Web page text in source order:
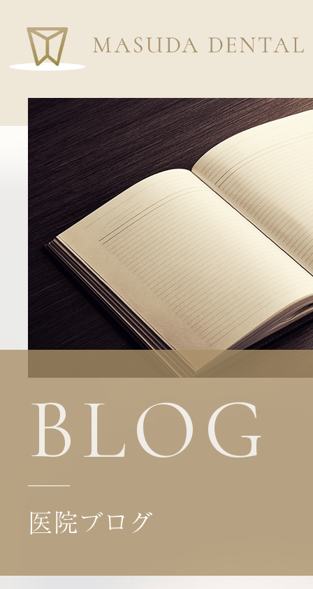
ホーム
はじめての方へ
院長&スタッフ紹介
医院・機器紹介
診療科目
料金表
よくある質問
BLOG
医院ブログ